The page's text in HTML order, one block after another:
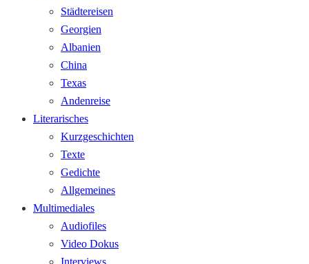
Städtereisen
Georgien
Albanien
China
Texas
Andenreise
Literarisches
Kurzgeschichten
Texte
Gedichte
Allgemeines
Multimediales
Audiofiles
Video Dokus
Interviews